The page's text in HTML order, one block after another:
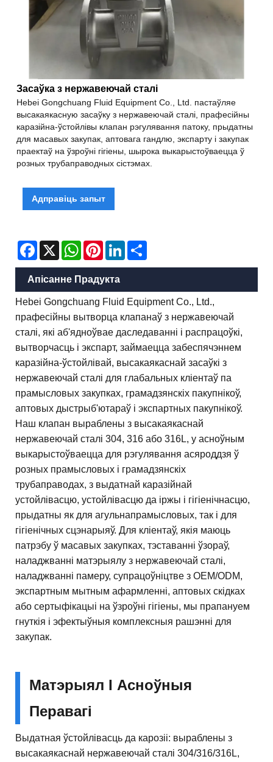
Засаўка з нержавеючай сталі
Hebei Gongchuang Fluid Equipment Co., Ltd. пастаўляе
высакаякасную засаўку з нержавеючай сталі, прафесійны
каразійна-ўстойлівы клапан рэгулявання патоку, прыдатны
для масавых закупак, аптовага гандлю, экспарту і закупак
праектаў на ўзроўні гігіены, шырока выкарыстоўваецца ў
розных трубаправодных сістэмах.
Адправіць запыт
Facebook
X WhatsAppPinterestLinkedIn
Апісанне Прадукта
Hebei Gongchuang Fluid Equipment Co., Ltd.,
прафесійны вытворца клапанаў з нержавеючай
сталі, які аб'ядноўвае даследаванні і распрацоўкі,
вытворчасць і экспарт, займаецца забеспячэннем
каразійна-ўстойлівай, высакаякаснай засаўкі з
нержавеючай сталі для глабальных кліентаў па
прамысловых закупках, грамадзянскіх пакупнікоў,
аптовых дыстрыб'ютараў і экспартных пакупнікоў.
Наш клапан выраблены з высакаякаснай
нержавеючай сталі 304, 316 або 316L, у асноўным
выкарыстоўваецца для рэгулявання асяроддзя ў
розных прамысловых і грамадзянскіх
трубаправодах, з выдатнай каразійнай
устойлівасцю, устойлівасцю да іржы і гігіенічнасцю,
прыдатны як для агульнапрамысловых, так і для
гігіенічных сцэнарыяў. Для кліентаў, якія маюць
патрэбу ў масавых закупках, тэставанні ўзораў,
наладжванні матэрыялу з нержавеючай сталі,
наладжванні памеру, супрацоўніцтве з OEM/ODM,
экспартным мытным афармленні, аптовых скідках
або сертыфікацыі на ўзроўні гігіены, мы прапануем
гнуткія і эфектыўныя комплексныя рашэнні для
закупак.
Матэрыял І Асноўныя
Перавагі
Выдатная ўстойлівасць да карозіі: выраблены з
высакаякаснай нержавеючай сталі 304/316/316L,